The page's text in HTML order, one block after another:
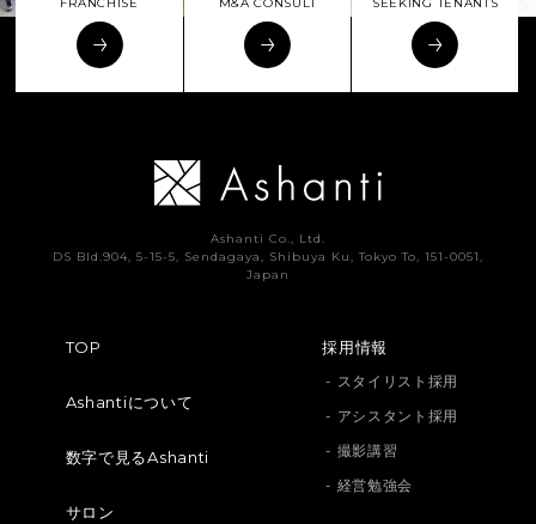
Ashanti Co., Ltd.
DS Bld.904, 5-15-5, Sendagaya, Shibuya Ku, Tokyo To, 151-0051,
Japan
TOP
Ashantiについて
数字で見るAshanti
サロン
採用情報
- スタイリスト採用
- アシスタント採用
- 撮影講習
- 経営勉強会